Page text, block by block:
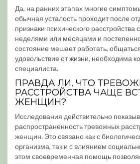
Да, на ранних этапах многие
обычная усталость проходит после
признаки психического расстройства
неделями или месяцами и
состояние мешает работать,
удовольствие от жизни, необходима
специалиста.
ПРАВДА ЛИ, ЧТО
РАССТРОЙСТВА ЧАЩЕ
ЖЕНЩИН?
Исследования действительно
распространенность тревожных
женщин. Это связано как с
организма, так и с влиянием
этом своевременная помощь